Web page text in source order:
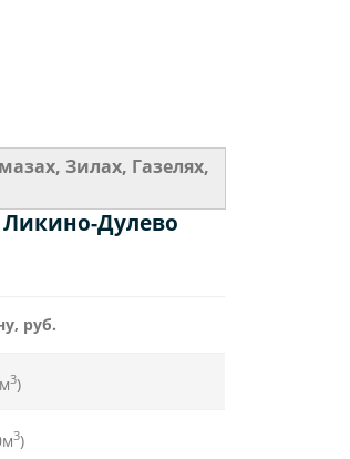
Зилах, Газелях,
Дулево
руб.
3)
3)